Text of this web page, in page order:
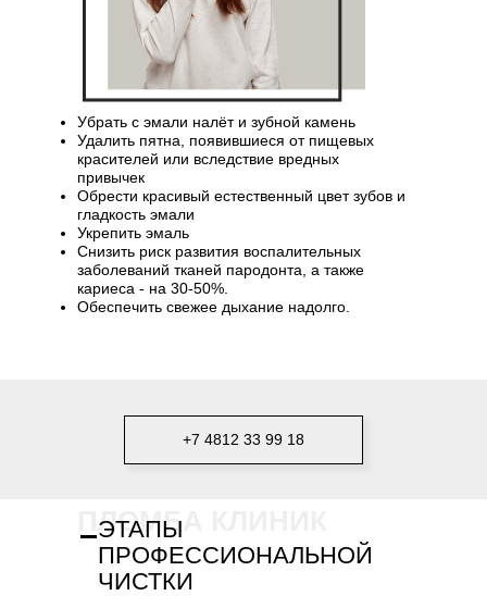
Убрать с эмали налёт и зубной камень
Удалить пятна, появившиеся от пищевых
красителей или вследствие вредных
привычек
Обрести красивый естественный цвет зубов и
гладкость эмали
Укрепить эмаль
Снизить риск развития воспалительных
заболеваний тканей пародонта, а также
кариеса - на 30-50%.
Обеспечить свежее дыхание надолго.
+7 4812 33 99 18
ПЛОМБА КЛИНИК
ЭТАПЫ
ПРОФЕССИОНАЛЬНОЙ
ЧИСТКИ